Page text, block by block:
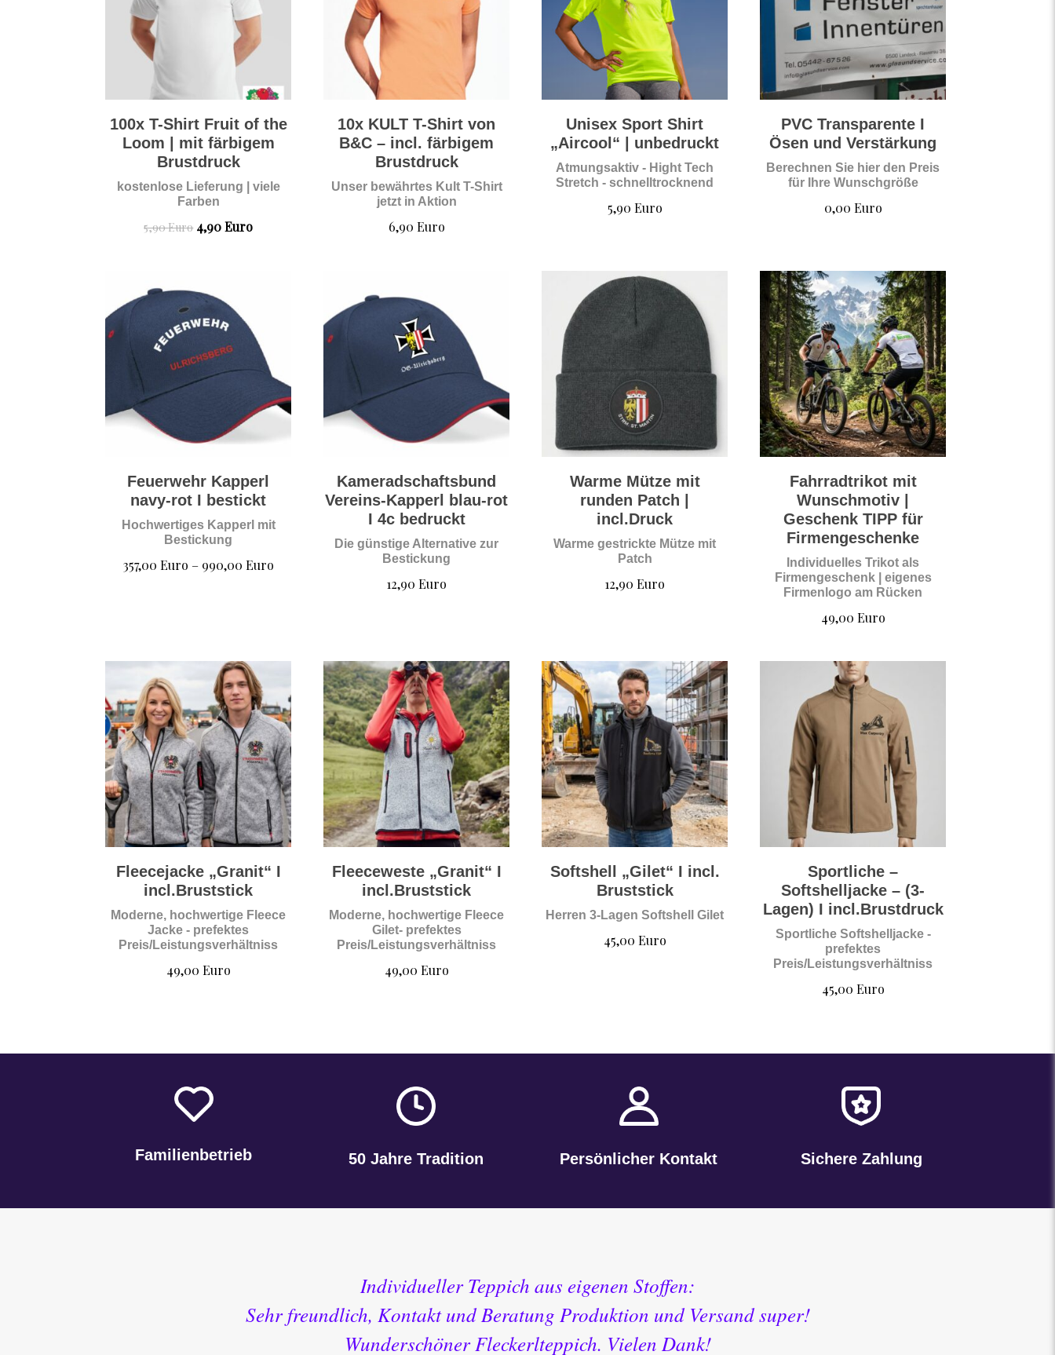
100x T-Shirt Fruit of the
Loom | mit färbigem
Brustdruck
kostenlose Lieferung | viele
Farben
5,90Euro Ursprünglicher
5,90 Euro
4,90EuroAktueller
10x KULT T-Shirt von
B&C – incl. färbigem
Brustdruck
Unser bewährtes Kult T-Shirt
jetzt in Aktion
6,90 Euro
Unisex Sport Shirt
„Aircool“ | unbedruckt
Atmungsaktiv - Hight Tech
Stretch - schnelltrocknend
5,90 Euro
PVC Transparente I
Ösen und Verstärkung
Berechnen Sie hier den Preis
für Ihre Wunschgröße
0,00 Euro
Feuerwehr Kapperl
navy-rot I bestickt
Hochwertiges Kapperl mit
Bestickung
357,00 Euro – 990,00 EuroPreisspanne:
Kameradschaftsbund
Vereins-Kapperl blau-rot
I 4c bedruckt
Die günstige Alternative zur
Bestickung
12,90Euro
Warme Mütze mit
runden Patch |
incl.Druck
Warme gestrickte Mütze mit
Patch
12,90Euro
Fahrradtrikot mit
Wunschmotiv |
Geschenk TIPP für
Firmengeschenke
Individuelles Trikot als
Firmengeschenk | eigenes
Firmenlogo am Rücken
49,00 Euro
Fleecejacke „Granit“ I
incl.Bruststick
Moderne, hochwertige Fleece
Jacke - prefektes
Preis/Leistungsverhältniss
49,00 Euro
Fleeceweste „Granit“ I
incl.Bruststick
Moderne, hochwertige Fleece
Gilet- prefektes
Preis/Leistungsverhältniss
49,00 Euro
Softshell „Gilet“ I incl.
Bruststick
Herren 3-Lagen Softshell Gilet
45,00 Euro
Sportliche –
Softshelljacke – (3-
Lagen) I incl.Brustdruck
Sportliche Softshelljacke -
prefektes
Preis/Leistungsverhältniss
45,00 Euro
Familienbetrieb 50 Jahre Tradition Persönlicher Kontakt Sichere Zahlung